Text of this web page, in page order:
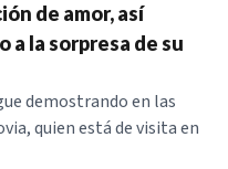
de amor, así
la sorpresa de su
demostrando en las
quien está de visita en